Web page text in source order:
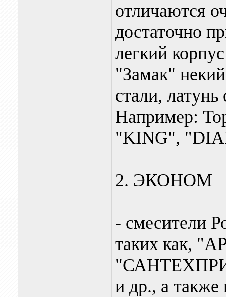
отличаются
достаточно
легкий
"Замак"
стали,
Например:
"KING",
2. ЭКОНОМ
- смесители
таких как,
и др., а также